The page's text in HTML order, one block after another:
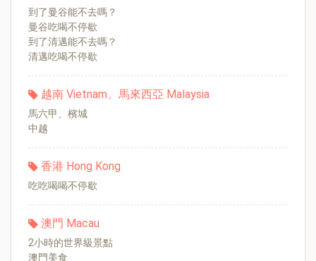
到了曼谷能不去嗎？
曼谷吃喝不停歇
到了清邁能不去嗎？
清邁吃喝不停歇
越南 Vietnam、馬來西亞 Malaysia
馬六甲、檳城
中越
香港 Hong Kong
吃吃喝喝不停歇
澳門 Macau
2小時的世界級景點
澳門美食